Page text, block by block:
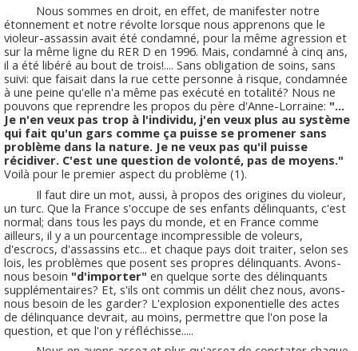
Nous sommes en droit, en effet, de manifester notre
étonnement et notre révolte lorsque nous apprenons que le
violeur-assassin avait été condamné, pour la même agression et
sur la même ligne du RER D en 1996. Mais, condamné à cinq ans,
il a été libéré au bout de trois!.... Sans obligation de soins, sans
suivi: que faisait dans la rue cette personne à risque, condamnée
à une peine qu'elle n'a même pas exécuté en totalité? Nous ne
pouvons que reprendre les propos du père d'Anne-Lorraine: "...
Je n'en veux pas trop à l'individu, j'en veux plus au système
qui fait qu'un gars comme ça puisse se promener sans
problème dans la nature. Je ne veux pas qu'il puisse
récidiver. C'est une question de volonté, pas de moyens."
Voilà pour le premier aspect du problème (1).
Il faut dire un mot, aussi, à propos des origines du violeur,
un turc. Que la France s'occupe de ses enfants délinquants, c'est
normal; dans tous les pays du monde, et en France comme
ailleurs, il y a un pourcentage incompressible de voleurs,
d'escrocs, d'assassins etc... et chaque pays doit traiter, selon ses
lois, les problèmes que posent ses propres délinquants. Avons-
nous besoin "d'importer" en quelque sorte des délinquants
supplémentaires? Et, s'ils ont commis un délit chez nous, avons-
nous besoin de les garder? L'explosion exponentielle des actes
de délinquance devrait, au moins, permettre que l'on pose la
question, et que l'on y réfléchisse.....